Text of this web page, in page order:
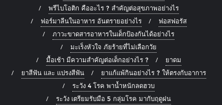
พรีไบโอติก คืออะไร ? สำคัญต่อสุขภาพอย่างไร
ฟอร์มาลีนในอาหาร อันตรายอย่างไร
ฟอสฟอรัส
ภาวะขาดสารอาหารในเด็กป้องกันได้อย่างไร
มะเร็งหัวใจ ภัยร้ายที่ไม่เลือกวัย
มื้อเช้า มีความสำคัญต่อเด็กอย่างไร ?
ยาดม
ยาสีฟัน และ แปรงสีฟัน
ยาแก้แพ้กินอย่างไร ? ให้ตรงกับอาการ
ระวัง 4 โรค พาน้ำหนักลดฮวบ
ระวัง เตรียมรับมือ 5 กลุ่มโรค มากับฤดูฝน